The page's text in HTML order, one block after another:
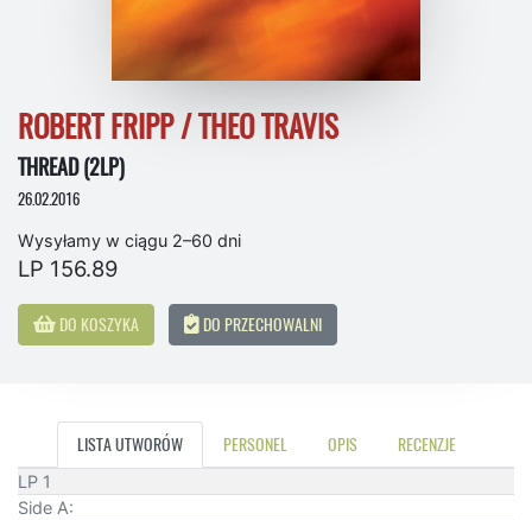
ROBERT FRIPP / THEO TRAVIS
THREAD (2LP)
26.02.2016
Wysyłamy w ciągu 2–60 dni
LP 156.89
DO KOSZYKA DO PRZECHOWALNI
LISTA UTWORÓW PERSONEL OPIS RECENZJE
LP 1
Side A: